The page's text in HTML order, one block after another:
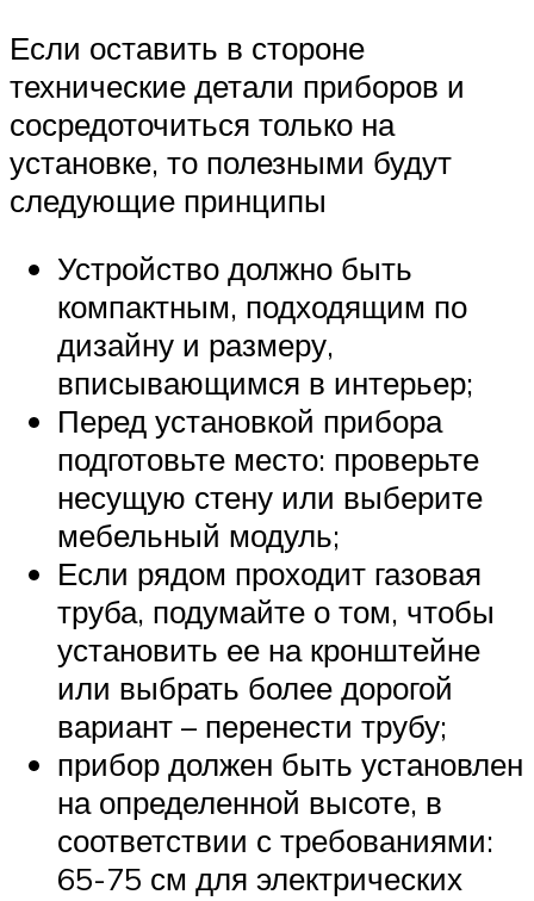
Если оставить в стороне
технические детали приборов и
сосредоточиться только на
установке, то полезными будут
следующие принципы
Устройство должно быть
компактным, подходящим по
дизайну и размеру,
вписывающимся в интерьер;
Перед установкой прибора
подготовьте место: проверьте
несущую стену или выберите
мебельный модуль;
Если рядом проходит газовая
труба, подумайте о том, чтобы
установить ее на кронштейне
или выбрать более дорогой
вариант – перенести трубу;
прибор должен быть установлен
на определенной высоте, в
соответствии с требованиями:
65-75 см для электрических